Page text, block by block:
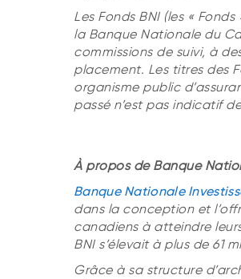
Les Fonds BNI (les «
la Banque Nationale du
commissions de suivi, à
placement. Les titres des
organisme public
passé n’est pas indicatif
À propos de Banque
Banque Nationale
dans la conception et
canadiens à atteindre
BNI s’élevait à plus de 61
Grâce à sa structure